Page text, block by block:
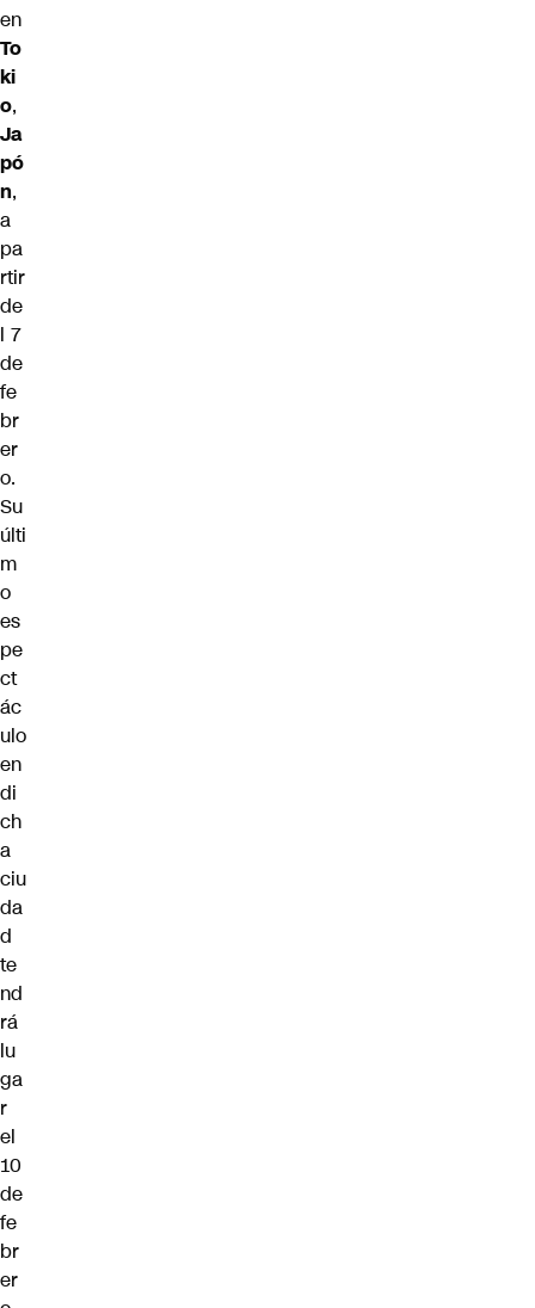
en
To
ki
o,
Ja
pó
n,
a
pa
rtir
de
l 7
de
fe
br
er
o.
Su
últi
m
o
es
pe
ct
ác
ulo
en
di
ch
a
ciu
da
d
te
nd
rá
lu
ga
r
el
10
de
fe
br
er